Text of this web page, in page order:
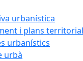
urbanística
i plans
urbanístics
urbà